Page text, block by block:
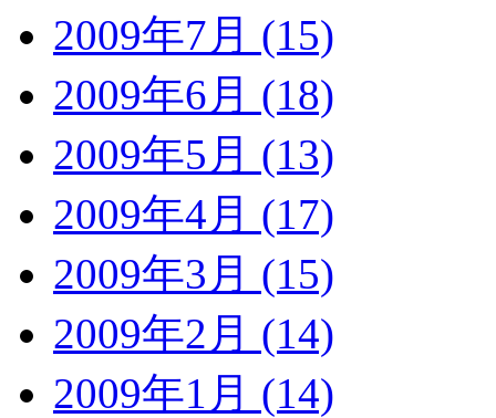
2009年7月 (15)
2009年6月 (18)
2009年5月 (13)
2009年4月 (17)
2009年3月 (15)
2009年2月 (14)
2009年1月 (14)